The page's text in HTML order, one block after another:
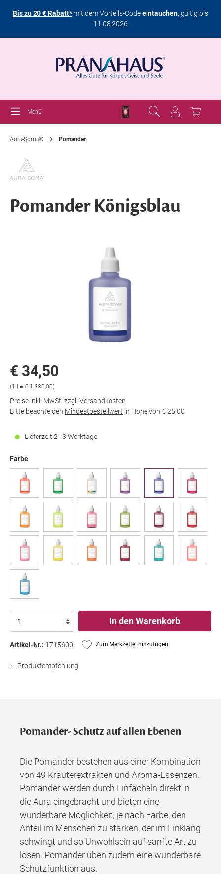
Bis zu 20 € Rabatt*mit dem Vorteils-Codeeintauchen, gültig bis
11.08.2026
Menü
Aura-Soma® Pomander
Pomander Königsblau
€ 34,50
(1 l = € 1.380,00)
Preise inkl. MwSt. zzgl. Versandkosten
Bitte beachte den Mindestbestellwert in Höhe von € 25,00
Lieferzeit 2–3 Werktage
Farbe
In den Warenkorb
Artikel-Nr.: 1715600 Zum Merkzettel hinzufügen
Produktempfehlung
Pomander- Schutz auf allen Ebenen
Die Pomander bestehen aus einer Kombination
von 49 Kräuterextrakten und Aroma-Essenzen.
Pomander werden durch Einfächeln direkt in
die Aura eingebracht und bieten eine
wunderbare Möglichkeit, je nach Farbe, den
Anteil im Menschen zu stärken, der im Einklang
schwingt und so Unwohlsein auf sanfte Art zu
lösen. Pomander üben zudem eine wunderbare
Schutzfunktion aus.